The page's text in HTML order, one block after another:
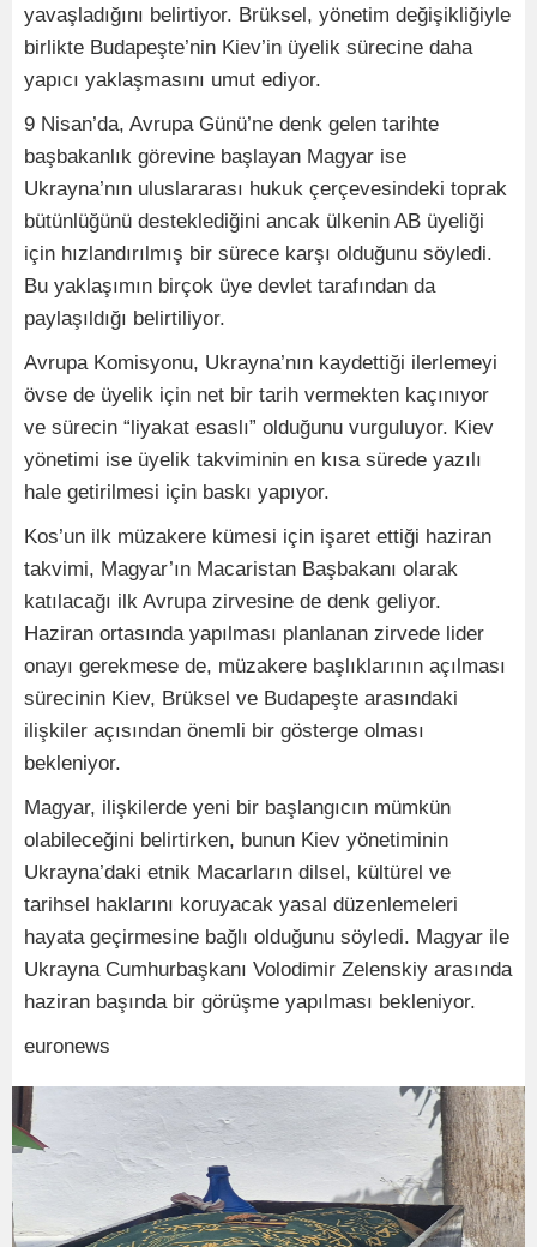
yavaşladığını belirtiyor. Brüksel, yönetim değişikliğiyle
birlikte Budapeşte’nin Kiev’in üyelik sürecine daha
yapıcı yaklaşmasını umut ediyor.
9 Nisan’da, Avrupa Günü’ne denk gelen tarihte
başbakanlık görevine başlayan Magyar ise
Ukrayna’nın uluslararası hukuk çerçevesindeki toprak
bütünlüğünü desteklediğini ancak ülkenin AB üyeliği
için hızlandırılmış bir sürece karşı olduğunu söyledi.
Bu yaklaşımın birçok üye devlet tarafından da
paylaşıldığı belirtiliyor.
Avrupa Komisyonu, Ukrayna’nın kaydettiği ilerlemeyi
övse de üyelik için net bir tarih vermekten kaçınıyor
ve sürecin “liyakat esaslı” olduğunu vurguluyor. Kiev
yönetimi ise üyelik takviminin en kısa sürede yazılı
hale getirilmesi için baskı yapıyor.
Kos’un ilk müzakere kümesi için işaret ettiği haziran
takvimi, Magyar’ın Macaristan Başbakanı olarak
katılacağı ilk Avrupa zirvesine de denk geliyor.
Haziran ortasında yapılması planlanan zirvede lider
onayı gerekmese de, müzakere başlıklarının açılması
sürecinin Kiev, Brüksel ve Budapeşte arasındaki
ilişkiler açısından önemli bir gösterge olması
bekleniyor.
Magyar, ilişkilerde yeni bir başlangıcın mümkün
olabileceğini belirtirken, bunun Kiev yönetiminin
Ukrayna’daki etnik Macarların dilsel, kültürel ve
tarihsel haklarını koruyacak yasal düzenlemeleri
hayata geçirmesine bağlı olduğunu söyledi. Magyar ile
Ukrayna Cumhurbaşkanı Volodimir Zelenskiy arasında
haziran başında bir görüşme yapılması bekleniyor.
euronews